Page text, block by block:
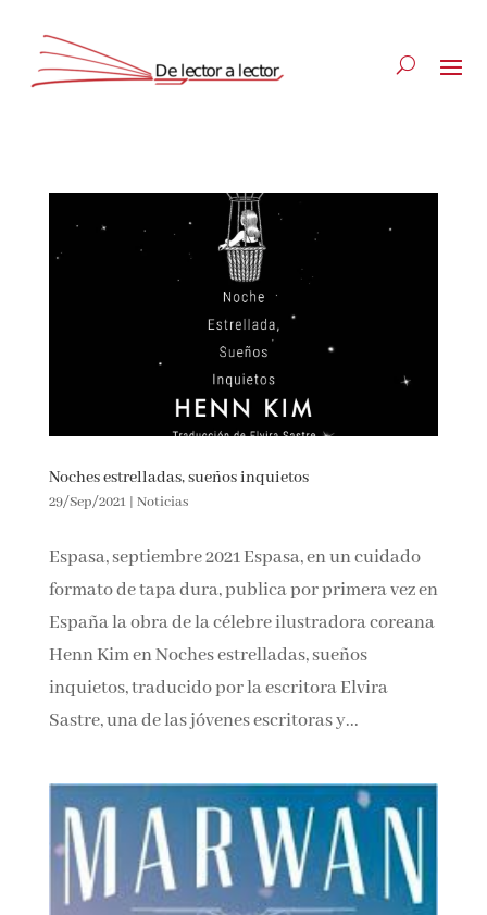
Noches estrelladas, sueños inquietos
29/Sep/2021 | Noticias
Espasa, septiembre 2021 Espasa, en un cuidado
formato de tapa dura, publica por primera vez
en España la obra de la célebre ilustradora
coreana Henn Kim en Noches estrelladas,
sueños inquietos, traducido por la escritora
Elvira Sastre, una de las jóvenes escritoras y...
¡Suscríbete y No Te Pierdas Nada!
Únete a nuestra comunidad de amantes de la
literatura y recibe las últimas noticias y reseñas
Nombre*
Email*
Por favor, acepta los
términos y condiciones
de privacidad